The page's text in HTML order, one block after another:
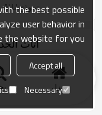
نموذج:714DT-ALU-RE15075 & 727S-H45-ALU
أثاث
معدني
للحديقة
كرسي
تصميم
نموذج:749M-H65 و 75-ALU
منزل
the best possible
user behavior in
website for you.
Accept all
Necessary